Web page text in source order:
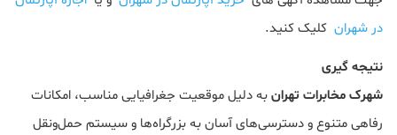
در شهران کلیک کنید.
نتیجه گیری
شهرک مخابرات تهرانبه دلیل موقعیت جغرافیایی مناسب، امکانات
رفاهی متنوع و دسترسی‌های آسان به بزرگراه‌ها و سیستم حمل‌ونقل